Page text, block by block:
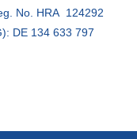
No. HRA 124292
DE 134 633 797